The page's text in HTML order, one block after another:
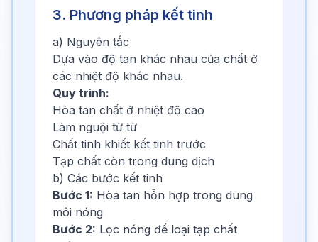
3. Phương pháp kết tinh
a) Nguyên tắc
Dựa vào độ tan khác nhau của chất ở
các nhiệt độ khác nhau.
Quy trình:
Hòa tan chất ở nhiệt độ cao
Làm nguội từ từ
Chất tinh khiết kết tinh trước
Tạp chất còn trong dung dịch
b) Các bước kết tinh
Bước 1: Hòa tan hỗn hợp trong dung
môi nóng
Bước 2: Lọc nóng để loại tạp chất